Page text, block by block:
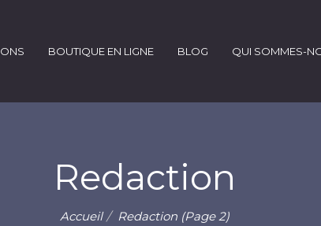
BOUTIQUE EN LIGNE BLOG QUI SOMMES-
Redaction
Accueil Redaction (Page 2)